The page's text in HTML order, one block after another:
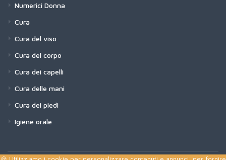
Numerici Donna
Cura
Cura del viso
Cura del corpo
Cura dei capelli
Cura delle mani
Cura dei piedi
Igiene orale